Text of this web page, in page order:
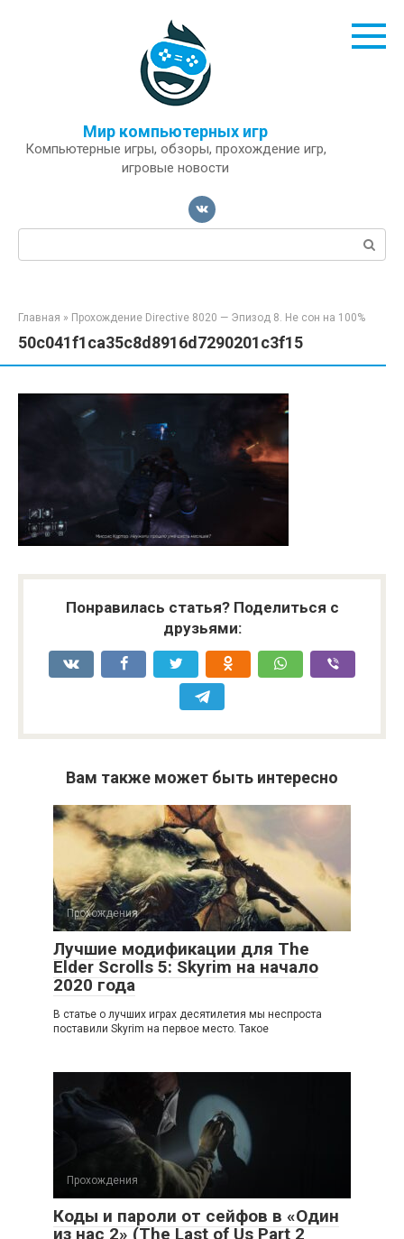
Мир компьютерных игр
Компьютерные игры, обзоры, прохождение игр,
игровые новости
Поиск:
Главная » Прохождение Directive 8020 — Эпизод 8. Не сон на 100%
50c041f1ca35c8d8916d7290201c3f15
Понравилась статья? Поделиться с
друзьями:
Вам также может быть интересно
Прохождения
Лучшие модификации для The
Elder Scrolls 5: Skyrim на начало
2020 года
В статье о лучших играх десятилетия мы неспроста
поставили Skyrim на первое место. Такое
Прохождения
Коды и пароли от сейфов в «Один
из нас 2» (The Last of Us Part 2